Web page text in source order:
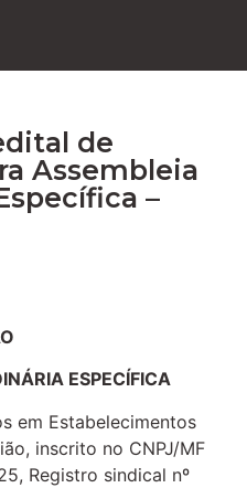
de
Assembleia
–
ESPECÍFICA
em Estabelecimentos
inscrito no CNPJ/MF
Registro sindical nº